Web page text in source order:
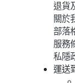
退貨
關於
部落
服務
私隱
運送